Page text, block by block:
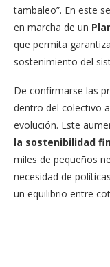
tambaleo”. En este
en marcha de un
que permita
sostenimiento del
De confirmarse las
dentro del colectivo
evolución. Este
la sostenibilidad
miles de pequeños
necesidad de
un equilibrio entre